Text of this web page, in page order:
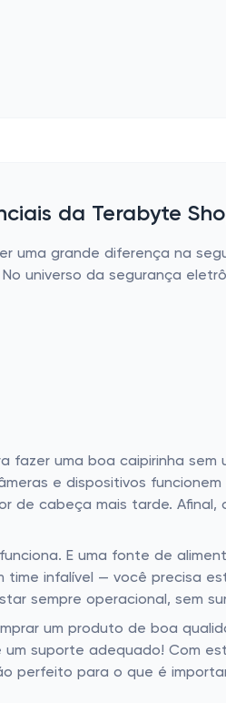
da Terabyte
uma grande diferença na
universo da segurança
fazer uma boa caipirinha
e dispositivos
de cabeça mais tarde.
E uma fonte de
infalível — você precisa
sempre operacional, sem
um produto de boa
suporte adequado! Com
perfeito para o que é